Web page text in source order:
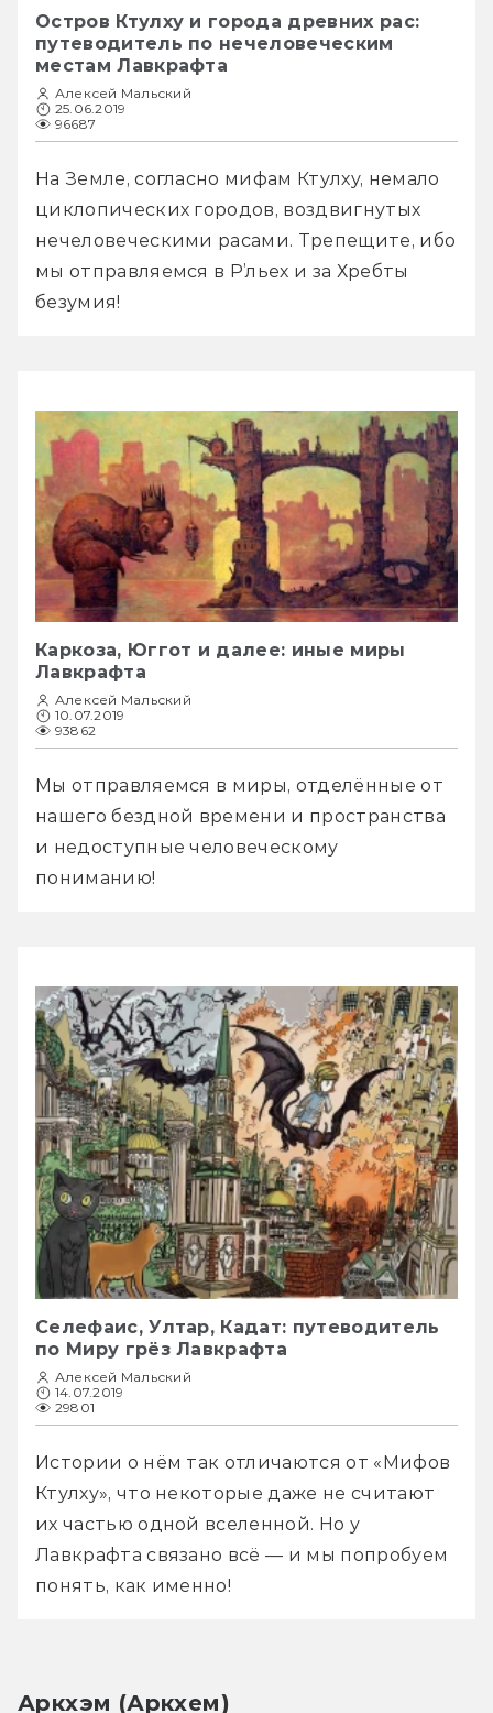
Остров Ктулху и города древних рас:
путеводитель по нечеловеческим
местам Лавкрафта
Алексей Мальский
25.06.2019
96687
На Земле, согласно мифам Ктулху, немало
циклопических городов, воздвигнутых
нечеловеческими расами. Трепещите, ибо
мы отправляемся в Р’льех и за Хребты
безумия!
Каркоза, Юггот и далее: иные миры
Лавкрафта
Алексей Мальский
10.07.2019
93862
Мы отправляемся в миры, отделённые от
нашего бездной времени и пространства
и недоступные человеческому
пониманию!
Селефаис, Ултар, Кадат: путеводитель
по Миру грёз Лавкрафта
Алексей Мальский
14.07.2019
29801
Истории о нём так отличаются от «Мифов
Ктулху», что некоторые даже не считают
их частью одной вселенной. Но у
Лавкрафта связано всё — и мы попробуем
понять, как именно!
Аркхэм (Аркхем)